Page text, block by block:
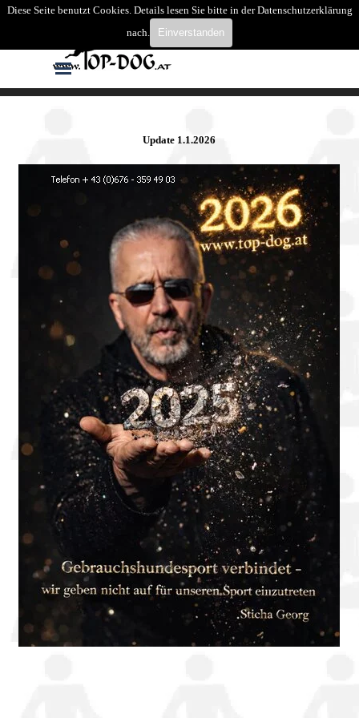
Diese Seite benutzt Cookies. Details lesen Sie bitte in der Datenschutzerklärung
nach.
Einverstanden
Direkt zum Seiteninhalt
Menü überspringen
Suchen
Update 1.1.2026